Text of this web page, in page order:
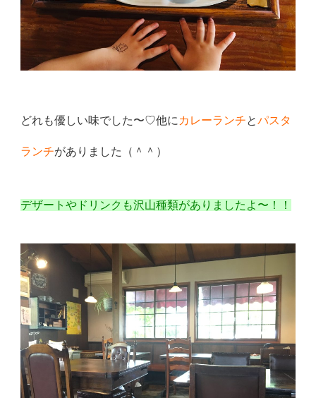
どれも優しい味でした〜♡他にカレーランチとパスタ
ランチがありました（＾＾）
デザートやドリンクも沢山種類がありましたよ〜！！